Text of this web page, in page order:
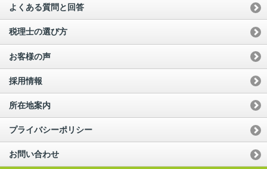
よくある質問と回答
税理士の選び方
お客様の声
採用情報
所在地案内
プライバシーポリシー
お問い合わせ